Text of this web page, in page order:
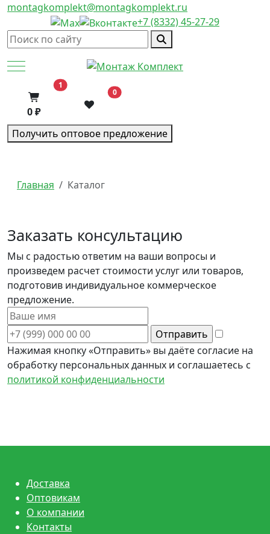
montagkomplekt@montagkomplekt.ru
+7 (8332) 45-27-29
Mobile Menu Toggle
1 В корзину
0 ₽
0
Получить оптовое предложение
Главная Каталог
Заказать консультацию
Мы с радостью ответим на ваши вопросы и
произведем расчет стоимости услуг или товаров,
подготовив индивидуальное коммерческое
предложение.
Нажимая кнопку «Отправить» вы даёте согласие на
обработку персональных данных и соглашаетесь с
политикой конфиденциальности
Доставка
Оптовикам
О компании
Контакты